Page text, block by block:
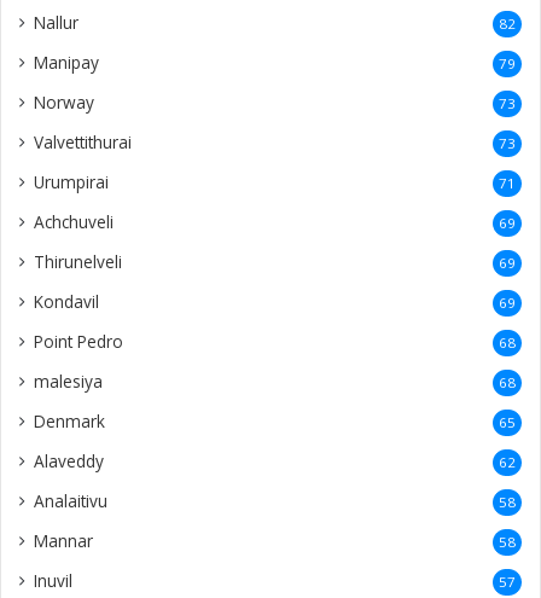
Point Pedro 68
malesiya 68
Denmark 65
Alaveddy 62
Analaitivu 58
Mannar 58
Inuvil 57
Ariyalai 55
Koppai 50
Chunnakam 50
Neerveli 40
Vaddukoddai 40
America 39
Netherlands 38
Kaithady 37